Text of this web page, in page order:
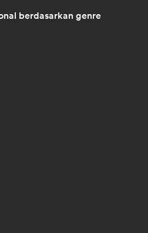
berdasarkan genre